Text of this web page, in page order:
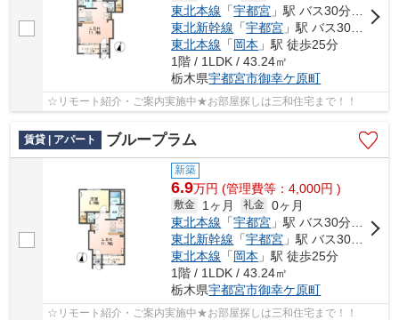
東北本線 「宇都宮 」駅 バス30分 「釜井台団地」 停歩1分
東北新幹線 「宇都宮 」駅 バス30分 「釜井台団地」 停歩1分
東北本線 「岡本 」駅 徒歩25分
1階 / 1LDK / 43.24㎡
栃木県宇都宮市御幸ケ原町
☆リモート紹介・ご案内実施中★お部屋探しは三和住宅まで！！
賃貸 | アパート ブループラム
新築
6.9万円 (管理費等：4,000円 )
敷金 1ヶ月 礼金 0ヶ月
東北本線 「宇都宮 」駅 バス30分 「釜井台団地」 停歩1分
東北新幹線 「宇都宮 」駅 バス30分 「釜井台団地」 停歩1分
東北本線 「岡本 」駅 徒歩25分
1階 / 1LDK / 43.24㎡
栃木県宇都宮市御幸ケ原町
☆リモート紹介・ご案内実施中★お部屋探しは三和住宅まで！！